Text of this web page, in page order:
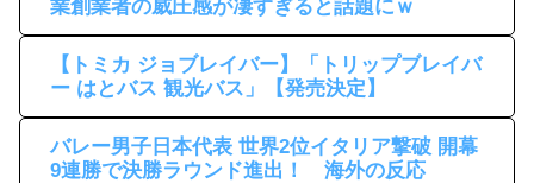
業創業者の威圧感が凄すぎると話題にｗ
【トミカ ジョブレイバー】「トリップブレイバ
ー はとバス 観光バス」【発売決定】
バレー男子日本代表 世界2位イタリア撃破 開幕
9連勝で決勝ラウンド進出！ 海外の反応